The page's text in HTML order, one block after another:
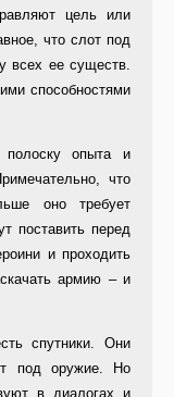
цель или
что слот под
всех ее существ.
способностями
опыта и
что
оно требует
поставить перед
и проходить
армию – и
спутники. Они
под оружие. Но
в диалогах и